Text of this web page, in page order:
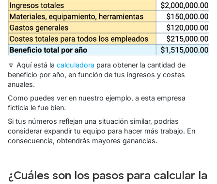
🔽 Aquí está la calculadora para obtener la cantidad de
beneficio por año, en función de tus ingresos y costes
anuales.
Como puedes ver en nuestro ejemplo, a esta empresa
ficticia le fue bien.
Si tus números reflejan una situación similar, podrías
considerar expandir tu equipo para hacer más trabajo. En
consecuencia, obtendrás mayores ganancias.
¿Cuáles son los pasos para calcular la